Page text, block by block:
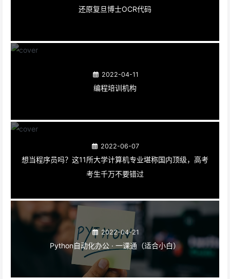
还原复旦博士OCR代码
2022-04-11
编程培训机构
2022-06-07
想当程序员吗？这11所大学计算机专业堪称国内顶级，高考
考生千万不要错过
2022-04-21
Python自动化办公 · 一课通（适合小白）